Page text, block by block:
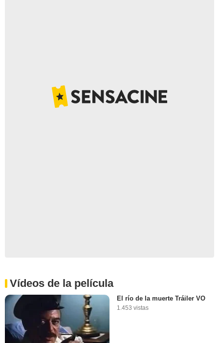
Vídeos de la película
El río de la muerte Tráiler VO
1.453 vistas